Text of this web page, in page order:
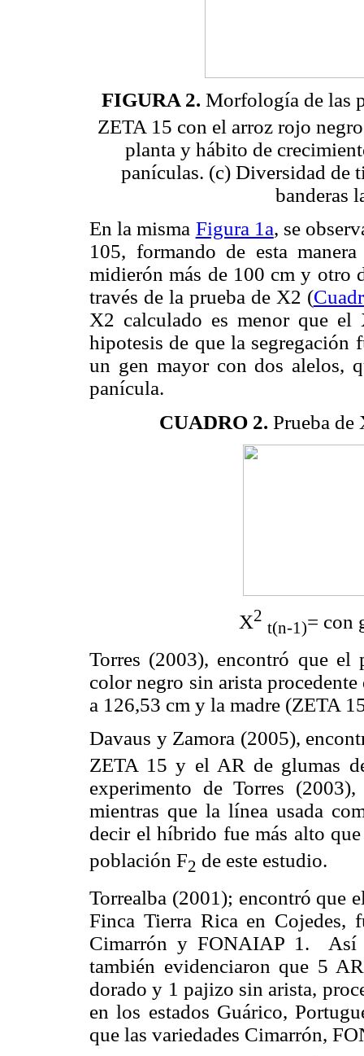
FIGURA 2. Morfología de las
ZETA 15 con el arroz rojo
planta y hábito de
panículas. (c) Diversidad de
banderas
En la misma Figura 1a, se
105, formando de esta
midierón más de 100 cm y otro
través de la prueba de X2 (
X2 calculado es menor que el
hipotesis de que la
un gen mayor con dos alelos,
panícula.
CUADRO 2. Prueba de
X2
t(n-1)= con
Torres (2003), encontró que el
color negro sin arista
a 126,53 cm y la madre (ZETA
Davaus y Zamora (2005),
ZETA 15 y el AR de glumas
experimento de Torres
mientras que la línea usada
decir el híbrido fue más alto
población F2 de este estudio.
Torrealba (2001); encontró que
Finca Tierra Rica en Cojedes,
Cimarrón y FONAIAP 1. Así
también evidenciaron que 5
dorado y 1 pajizo sin arista,
en los estados Guárico,
que las variedades Cimarrón,